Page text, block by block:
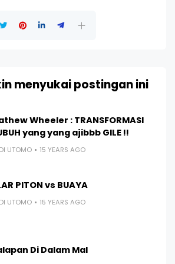
menyukai postingan ini
Wheeler : TRANSFORMASI
yang yang ajibbb GILE !!
UTOMO 15 YEARS AGO
PITON vs BUAYA
UTOMO 15 YEARS AGO
Di Dalam Mal